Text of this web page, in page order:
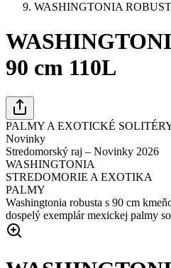
WASHINGTONIA
90 cm 110L
PALMY A EXOTICKÉ
Novinky
Stredomorský raj – Novinky 2026
WASHINGTONIA
STREDOMORIE A EXOTIKA
PALMY
Washingtonia robusta s 90 cm
dospelý exemplár mexickej palmy